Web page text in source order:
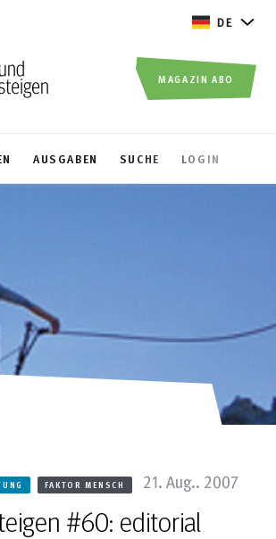
DE
AUSGABEN SUCHE LOGIN
MAGAZIN ABO
#60: editorial
FAKTOR MENSCH 21. Aug.. 2007